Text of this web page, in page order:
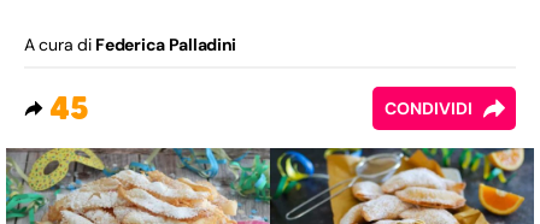
A cura di Federica Palladini
45 CONDIVIDI